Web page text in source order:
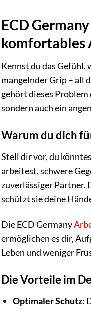
ECD
komfortables
Kennst du das
mangelnder Grip – all
gehört dieses
sondern auch ein
Warum du dich
Stell dir vor, du
arbeitest, schwere
zuverlässiger Partner.
schützt sie deine
Die ECD Germany
ermöglichen es dir,
Leben und weniger
Die Vorteile im
Optimaler Schutz: